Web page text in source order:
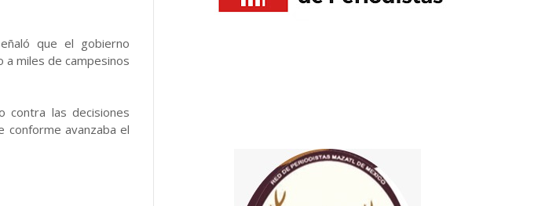
que el gobierno
a miles de campesinos
contra las decisiones
conforme avanzaba el